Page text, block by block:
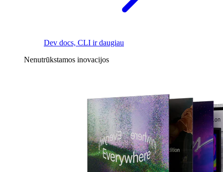
Dev docs, CLI ir daugiau
Nenutrūkstamos inovacijos